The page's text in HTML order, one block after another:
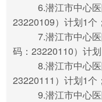
6.潜江市中心
23220109）计划1个；
7.潜江市中心
码：23220110）计划
8.潜江市中心
23220111）计划1个；
9.潜江市中心